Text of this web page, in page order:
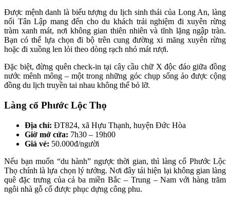
Được mệnh danh là biểu tượng du lịch sinh thái của Long An, làng
nổi Tân Lập mang đến cho du khách trải nghiệm đi xuyên rừng
tràm xanh mát, nơi không gian thiên nhiên và tĩnh lặng ngập tràn.
Bạn có thể lựa chọn đi bộ trên cung đường xi măng xuyên rừng
hoặc đi xuồng len lỏi theo dòng rạch nhỏ mát rượi.
Đặc biệt, đừng quên check-in tại cây cầu chữ X độc đáo giữa đồng
nước mênh mông – một trong những góc chụp sống ảo được cộng
đồng du lịch truyền tai nhau không thể bỏ lỡ.
Làng cổ Phước Lộc Thọ
Địa chỉ: ĐT824, xã Hựu Thạnh, huyện Đức Hòa
Giờ mở cửa: 7h30 – 19h00
Giá vé: 50.000đ/người
Nếu bạn muốn “du hành” ngược thời gian, thì làng cổ Phước Lộc
Thọ chính là lựa chọn lý tưởng. Nơi đây tái hiện lại không gian làng
quê đặc trưng của cả ba miền Bắc – Trung – Nam với hàng trăm
ngôi nhà gỗ cổ được phục dựng công phu.